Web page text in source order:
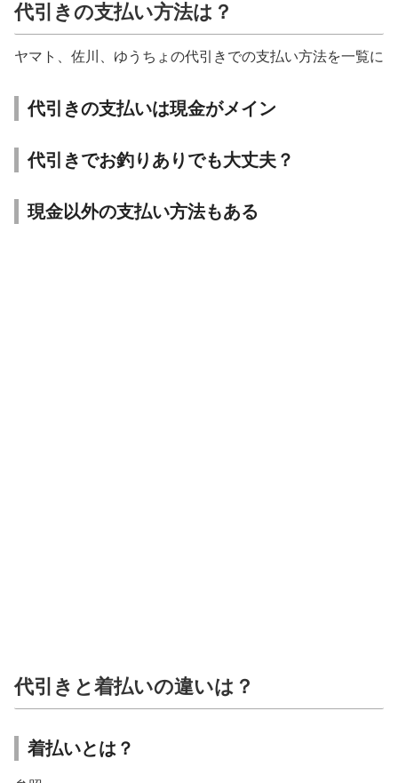
代引きの支払い方法は？
ヤマト、佐川、ゆうちょの代引きでの支払い方法を一覧に
代引きの支払いは現金がメイン
代引きでお釣りありでも大丈夫？
現金以外の支払い方法もある
代引きと着払いの違いは？
着払いとは？